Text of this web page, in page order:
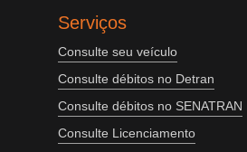
Serviços
Consulte seu veículo
Consulte débitos no Detran
Consulte débitos no SENATRAN
Consulte Licenciamento